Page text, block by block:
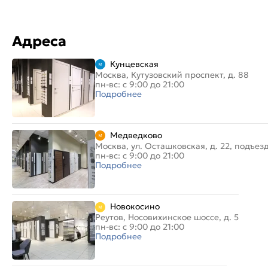
Адреса
Кунцевская
Москва, Кутузовский проспект, д. 88
пн-вс: с 9:00 до 21:00
Подробнее
Медведково
Москва, ул. Осташковская, д. 22,
пн-вс: с 9:00 до 21:00
Подробнее
Новокосино
Реутов, Носовихинское шоссе, д. 5
пн-вс: с 9:00 до 21:00
Подробнее